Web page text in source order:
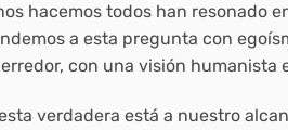
hacemos todos han resonado
a esta pregunta con
con una visión humanista
verdadera está a nuestro